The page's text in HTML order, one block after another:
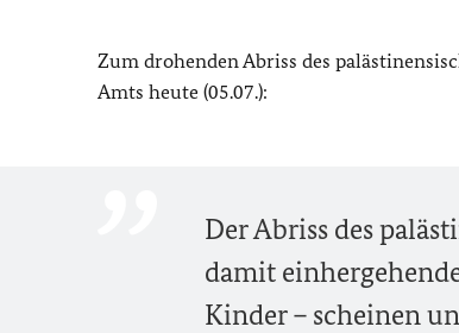
Zum drohenden Abriss des
Amts heute (05.07.):
Der Abriss des
damit
Kinder – scheinen